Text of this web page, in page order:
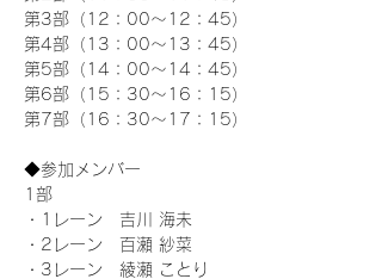
第3部（12：00～12：45）
第4部（13：00～13：45）
第5部（14：00～14：45）
第6部（15：30～16：15）
第7部（16：30～17：15）
◆参加メンバー
1部
・1レーン　吉川 海未
・2レーン　百瀬 紗菜
・3レーン　綾瀬 ことり